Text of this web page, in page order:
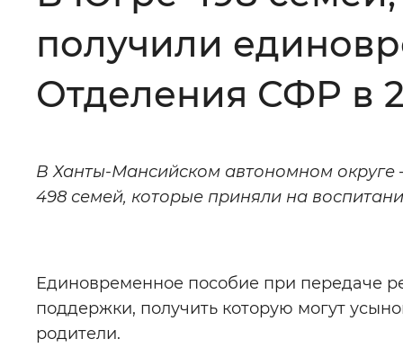
Цвет сайта Монохромный
Звуковой ассистент:
Вернуть стандартные настройки
получили
Отделения СФР в
В Ханты-Мансийском автономном округе
498 семей, которые приняли на
Единовременное пособие при передаче
поддержки, получить которую могут
родители.